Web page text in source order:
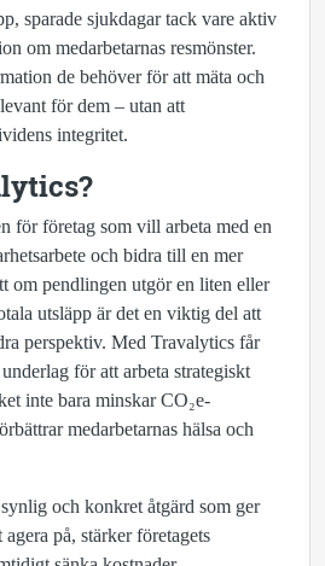
sparade sjukdagar tack vare aktiv
om medarbetarnas resmönster.
de behöver för att mäta och
för dem – utan att
integritet.
för företag som vill arbeta med en
och bidra till en mer
om pendlingen utgör en liten eller
utsläpp är det en viktig del att
perspektiv. Med Travalytics får
för att arbeta strategiskt
inte bara minskar CO₂e-
medarbetarnas hälsa och
och konkret åtgärd som ger
på, stärker företagets